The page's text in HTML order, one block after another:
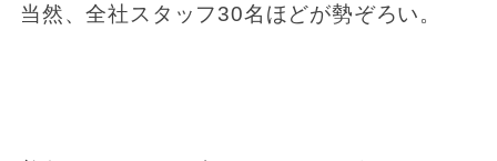
当然、全社スタッフ30名ほどが勢ぞろい。